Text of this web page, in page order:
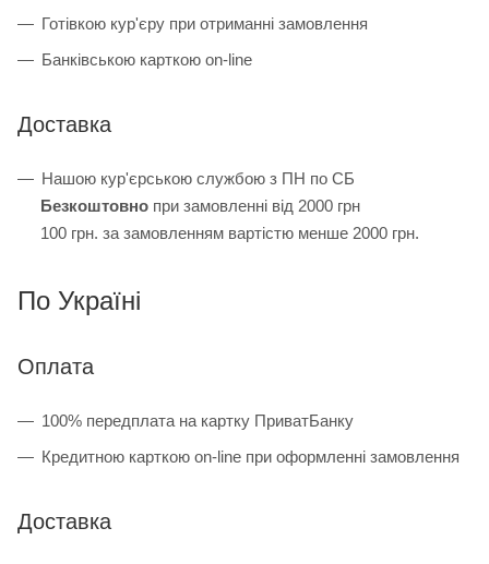
Готівкою кур'єру при отриманні замовлення
Банківською карткою on-line
Доставка
Нашою кур'єрською службою з ПН по СБ
Безкоштовно при замовленні від 2000 грн
100 грн. за замовленням вартістю менше 2000 грн.
По Україні
Оплата
100% передплата на картку ПриватБанку
Кредитною карткою on-line при оформленні замовлення
Доставка